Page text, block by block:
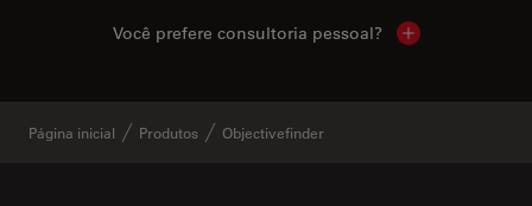
Você prefere consultoria pessoal? Show local
Página inicial Produtos Objectivefinder